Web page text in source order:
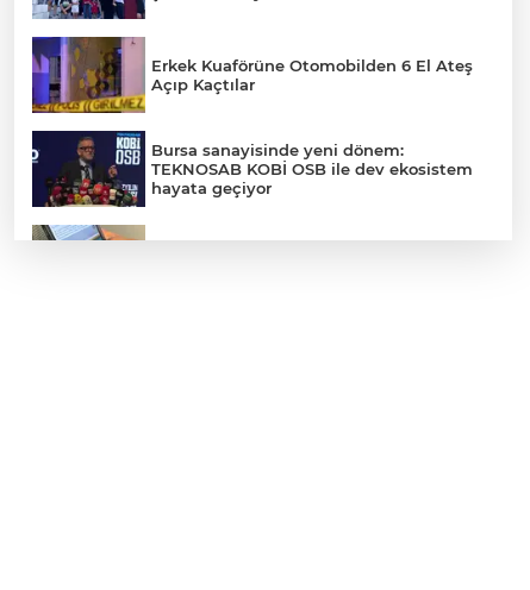
Erkek Kuaförüne Otomobilden 6 El Ateş
Açıp Kaçtılar
Bursa sanayisinde yeni dönem:
TEKNOSAB KOBİ OSB ile dev ekosistem
hayata geçiyor